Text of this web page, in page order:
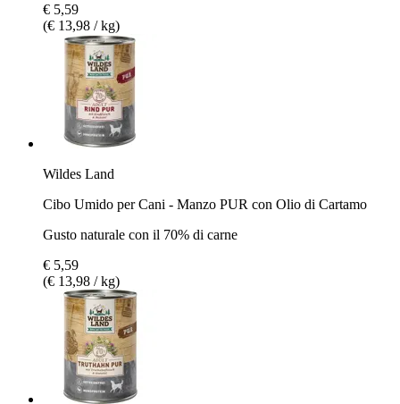
€ 5,59
(€ 13,98 / kg)
Wildes Land
Cibo Umido per Cani - Manzo PUR con Olio di Cartamo
Gusto naturale con il 70% di carne
€ 5,59
(€ 13,98 / kg)